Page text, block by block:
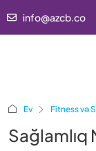
info@azcb.co
Ev Fitness və
Sağlamlıq